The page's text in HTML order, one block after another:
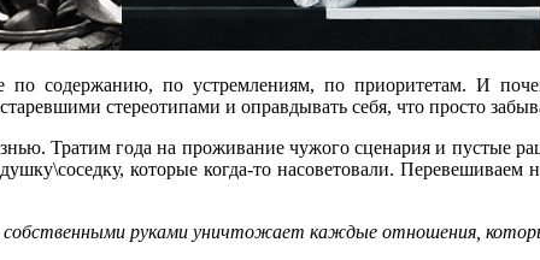
содержанию, по устремлениям, по приоритетам. И
стереотипами и оправдывать себя, что просто
Тратим года на проживание чужого сценария и пустые
которые когда-то насоветовали.
собственными руками уничтожает каждые отношения,